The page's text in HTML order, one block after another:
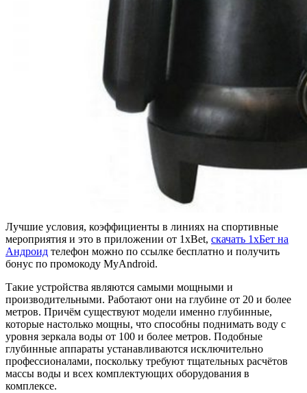
Лучшие условия, коэффициенты в линиях на спортивные
мероприятия и это в приложении от 1xBet, скачать 1хБет на
Андроид телефон можно по ссылке бесплатно и получить
бонус по промокоду MyAndroid.
Такие устройства являются самыми мощными и
производительными. Работают они на глубине от 20 и более
метров. Причём существуют модели именно глубинные,
которые настолько мощны, что способны поднимать воду с
уровня зеркала воды от 100 и более метров. Подобные
глубинные аппараты устанавливаются исключительно
профессионалами, поскольку требуют тщательных расчётов
массы воды и всех комплектующих оборудования в
комплексе.